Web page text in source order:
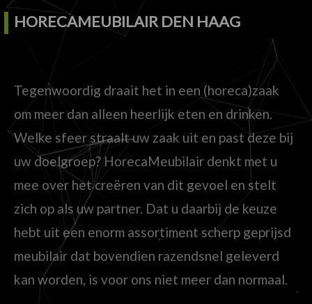
HORECAMEUBILAIR DEN HAAG
Tegenwoordig draait het in een (horeca)zaak
om meer dan alleen heerlijk eten en drinken.
Welke sfeer straalt uw zaak uit en past deze bij
uw doelgroep? HorecaMeubilair denkt met u
mee over het creëren van dit gevoel en stelt
zich op als uw partner. Dat u daarbij de keuze
hebt uit een enorm assortiment scherp geprijsd
meubilair dat bovendien razendsnel geleverd
kan worden, is voor ons niet meer dan normaal.